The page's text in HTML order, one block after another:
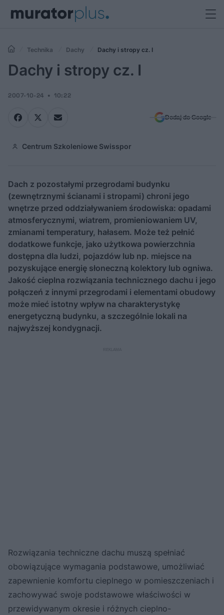
Technika Dachy Dachy i stropy cz. I
Dachy i stropy cz. I
2007-10-24 10:22
Dodaj do Google
Centrum Szkoleniowe Swisspor
Dach z pozostałymi przegrodami budynku
(zewnętrznymi ścianami i stropami) chroni jego
wnętrze przed oddziaływaniem środowiska: opadami
atmosferycznymi, wiatrem, promieniowaniem UV,
zmianami temperatury, hałasem. Może też pełnić
dodatkowe funkcje, jako użytkowa powierzchnia
dostępna dla ludzi, pojazdów lub np. miejsce na
pozyskujące energię słoneczną kolektory lub ogniwa.
Jakość cieplna rozwiązania technicznego dachu i jego
połączeń z innymi przegrodami i elementami obudowy
może mieć istotny wpływ na charakterystykę
energetyczną budynku, a szczególnie lokali na
najwyższej kondygnacji.
Rozwiązania techniczne dachu muszą spełniać
obowiązujące wymagania podstawowe, umożliwiać
zapewnienie komfortu cieplnego w pomieszczeniach i
zachowywać swoje podstawowe właściwości w
przewidywanym okresie i różnych cieplno-